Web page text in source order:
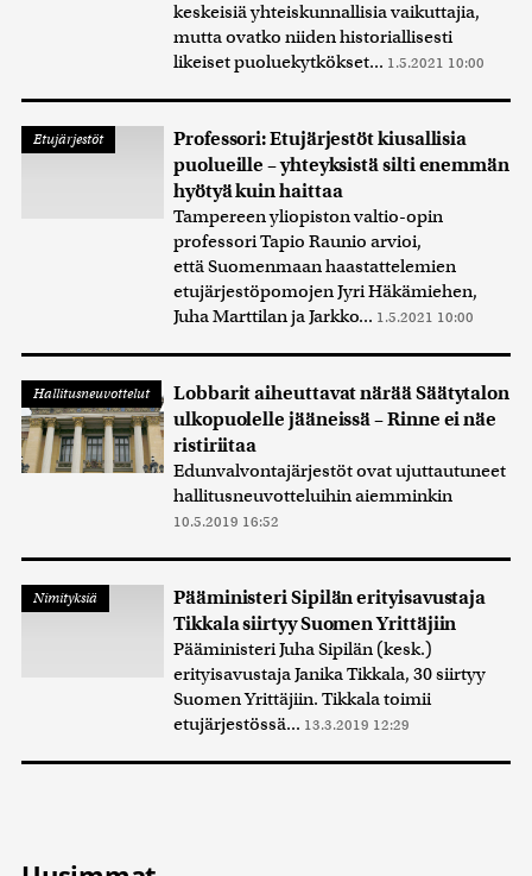
keskeisiä yhteiskunnallisia vaikuttajia,
mutta ovatko niiden historiallisesti
likeiset puoluekytkökset... 1.5.2021 10:00
Etujärjestöt
Professori: Etujärjestöt kiusallisia
puolueille – yhteyksistä silti enemmän
hyötyä kuin haittaa
Tampereen yliopiston valtio-opin
professori Tapio Raunio arvioi,
että Suomenmaan haastattelemien
etujärjestöpomojen Jyri Häkämiehen,
Juha Marttilan ja Jarkko... 1.5.2021 10:00
Hallitusneuvottelut
Lobbarit aiheuttavat närää Säätytalon
ulkopuolelle jääneissä – Rinne ei näe
ristiriitaa
Edunvalvontajärjestöt ovat ujuttautuneet
hallitusneuvotteluihin aiemminkin
10.5.2019 16:52
Nimityksiä
Pääministeri Sipilän erityisavustaja
Tikkala siirtyy Suomen Yrittäjiin
Pääministeri Juha Sipilän (kesk.)
erityisavustaja Janika Tikkala, 30 siirtyy
Suomen Yrittäjiin. Tikkala toimii
etujärjestössä... 13.3.2019 12:29